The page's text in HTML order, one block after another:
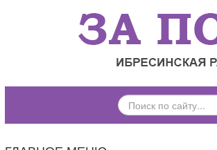
ПОИСК
ПО